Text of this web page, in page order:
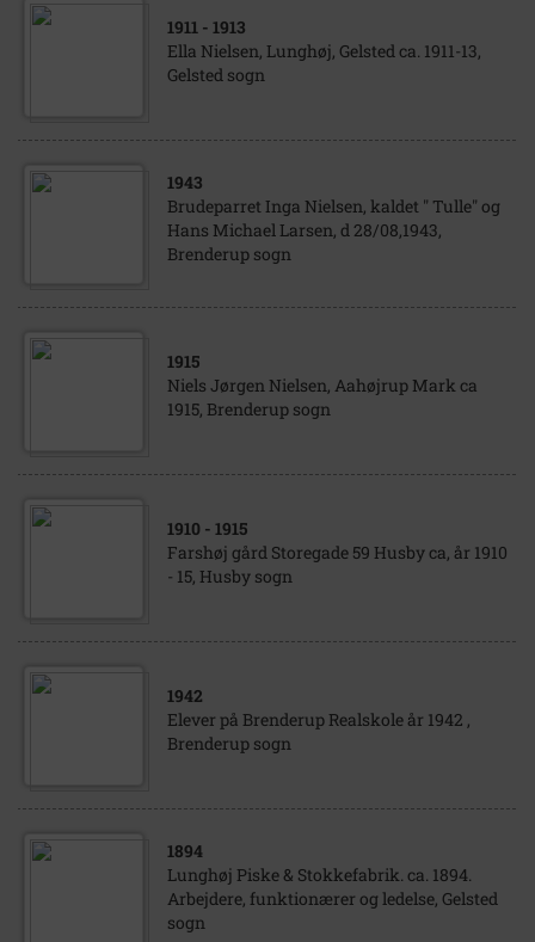
1911 - 1913
Ella Nielsen, Lunghøj, Gelsted ca. 1911-13,
Gelsted sogn
1943
Brudeparret Inga Nielsen, kaldet " Tulle" og
Hans Michael Larsen, d 28/08,1943,
Brenderup sogn
1915
Niels Jørgen Nielsen, Aahøjrup Mark ca
1915, Brenderup sogn
1910 - 1915
Farshøj gård Storegade 59 Husby ca, år 1910
- 15, Husby sogn
1942
Elever på Brenderup Realskole år 1942 ,
Brenderup sogn
1894
Lunghøj Piske & Stokkefabrik. ca. 1894.
Arbejdere, funktionærer og ledelse, Gelsted
sogn